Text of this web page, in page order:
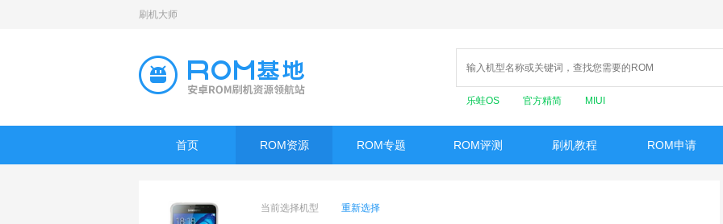
刷机大师
乐蛙OS 官方精简 MIUI
首页 ROM资源 ROM专题 ROM评测 刷机教程 ROM申请
当前选择机型 重新选择